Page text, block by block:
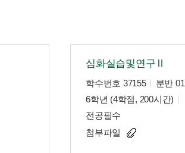
심화실습및연구Ⅱ
학수번호 37155
분반 01
6학년 (4학점, 200시간)
전공필수
첨부파일